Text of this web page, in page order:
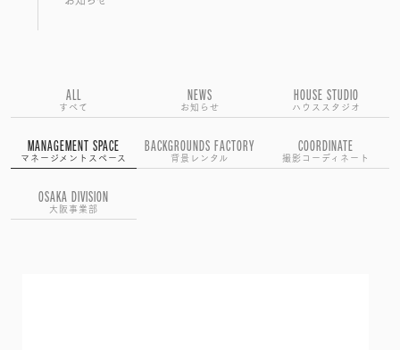
ALL
すべて
NEWS
お知らせ
HOUSE STUDIO
ハウススタジオ
MANAGEMENT SPACE
マネージメントスペース
BACKGROUNDS FACTORY
背景レンタル
COORDINATE
撮影コーディネート
OSAKA DIVISION
大阪事業部